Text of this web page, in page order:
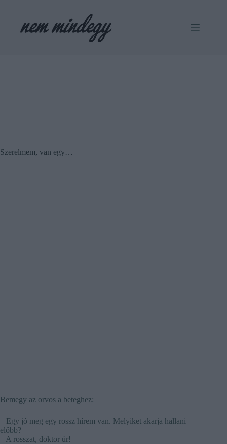
Szerelmem, van egy…
Bemegy az orvos a beteghez:
– Egy jó meg egy rossz hírem van. Melyiket akarja hallani
előbb?
– A rosszat, doktor úr!